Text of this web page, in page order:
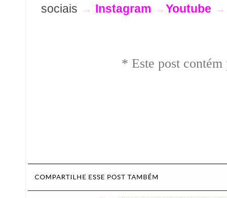
sociais → Instagram → Youtube →
* Este post